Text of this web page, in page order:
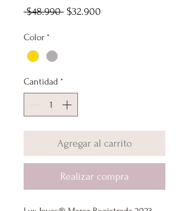
$48.990 Precio
$32.900
Color *
Cantidad *
Agregar al carrito
Realizar compra